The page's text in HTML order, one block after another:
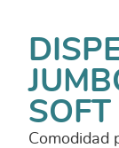
Comodidad